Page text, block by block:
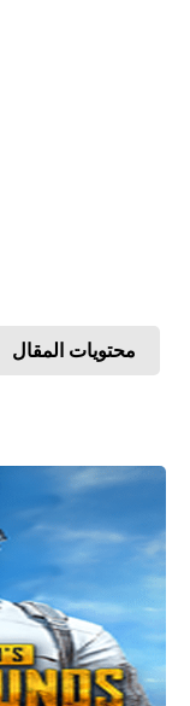
محتويات المقال